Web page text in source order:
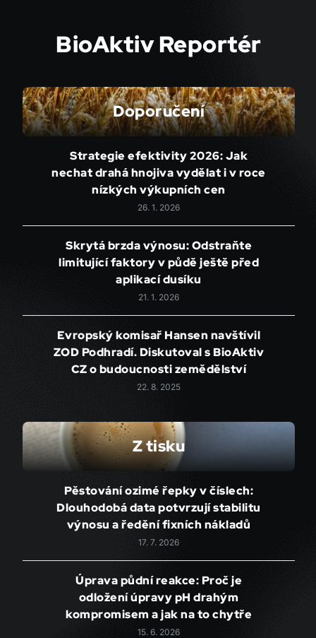
BioAktiv Reportér
Doporučení
Strategie efektivity 2026: Jak
nechat drahá hnojiva vydělat i v roce
nízkých výkupních cen
26. 1. 2026
Skrytá brzda výnosu: Odstraňte
limitující faktory v půdě ještě před
aplikací dusíku
21. 1. 2026
Evropský komisař Hansen navštívil
ZOD Podhradí. Diskutoval s BioAktiv
CZ o budoucnosti zemědělství
22. 8. 2025
Z tisku
Pěstování ozimé řepky v číslech:
Dlouhodobá data potvrzují stabilitu
výnosu a ředění fixních nákladů
17. 7. 2026
Úprava půdní reakce: Proč je
odložení úpravy pH drahým
kompromisem a jak na to chytře
15. 6. 2026